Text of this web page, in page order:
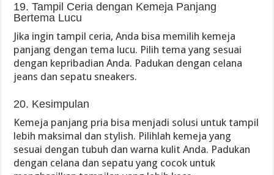
19. Tampil Ceria dengan Kemeja Panjang
Bertema Lucu
Jika ingin tampil ceria, Anda bisa memilih kemeja
panjang dengan tema lucu. Pilih tema yang sesuai
dengan kepribadian Anda. Padukan dengan celana
jeans dan sepatu sneakers.
20. Kesimpulan
Kemeja panjang pria bisa menjadi solusi untuk tampil
lebih maksimal dan stylish. Pilihlah kemeja yang
sesuai dengan tubuh dan warna kulit Anda. Padukan
dengan celana dan sepatu yang cocok untuk